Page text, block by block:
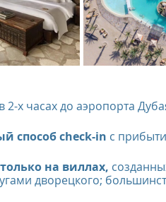
The Oberoi Philae, Egypt
InterContinental Phuket Resort
Sun Resorts
в 2-х часах до аэропорта
способ check-in с
на виллах,
дворецкого;